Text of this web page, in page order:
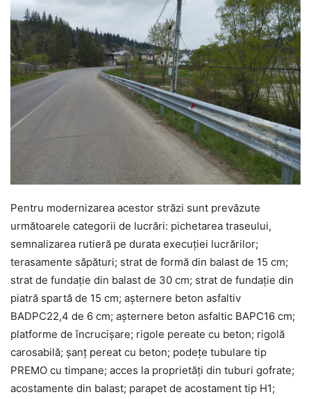
Pentru modernizarea acestor străzi sunt prevăzute
următoarele categorii de lucrări: pichetarea traseului,
semnalizarea rutieră pe durata execuției lucrărilor;
terasamente săpături; strat de formă din balast de 15 cm;
strat de fundație din balast de 30 cm; strat de fundație din
piatră spartă de 15 cm; așternere beton asfaltiv
BADPC22,4 de 6 cm; așternere beton asfaltic BAPC16 cm;
platforme de încrucișare; rigole pereate cu beton; rigolă
carosabilă; șanț pereat cu beton; podețe tubulare tip
PREMO cu timpane; acces la proprietăți din tuburi gofrate;
acostamente din balast; parapet de acostament tip H1;